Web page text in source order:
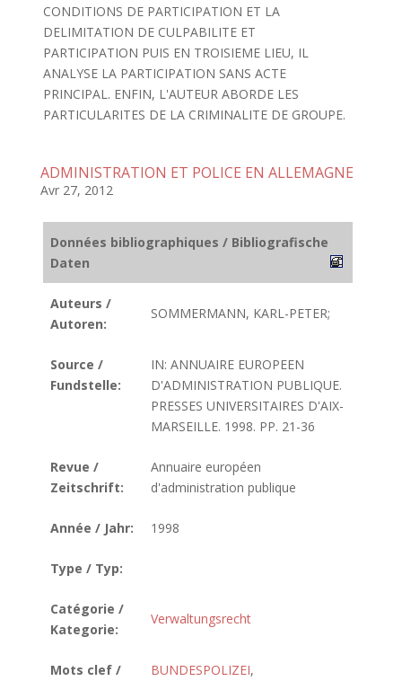
CONDITIONS DE PARTICIPATION ET LA
DELIMITATION DE CULPABILITE ET
PARTICIPATION PUIS EN TROISIEME LIEU, IL
ANALYSE LA PARTICIPATION SANS ACTE
PRINCIPAL. ENFIN, L'AUTEUR ABORDE LES
PARTICULARITES DE LA CRIMINALITE DE GROUPE.
ADMINISTRATION ET POLICE EN ALLEMAGNE
Avr 27, 2012
Données bibliographiques / Bibliografische
Daten
Auteurs /
Autoren:
SOMMERMANN, KARL-PETER;
Source /
Fundstelle:
IN: ANNUAIRE EUROPEEN
D'ADMINISTRATION PUBLIQUE.
PRESSES UNIVERSITAIRES D'AIX-
MARSEILLE. 1998. PP. 21-36
Revue /
Zeitschrift:
Annuaire européen
d'administration publique
Année / Jahr: 1998
Type / Typ:
Catégorie /
Kategorie:
Verwaltungsrecht
Mots clef /
BUNDESPOLIZEI,